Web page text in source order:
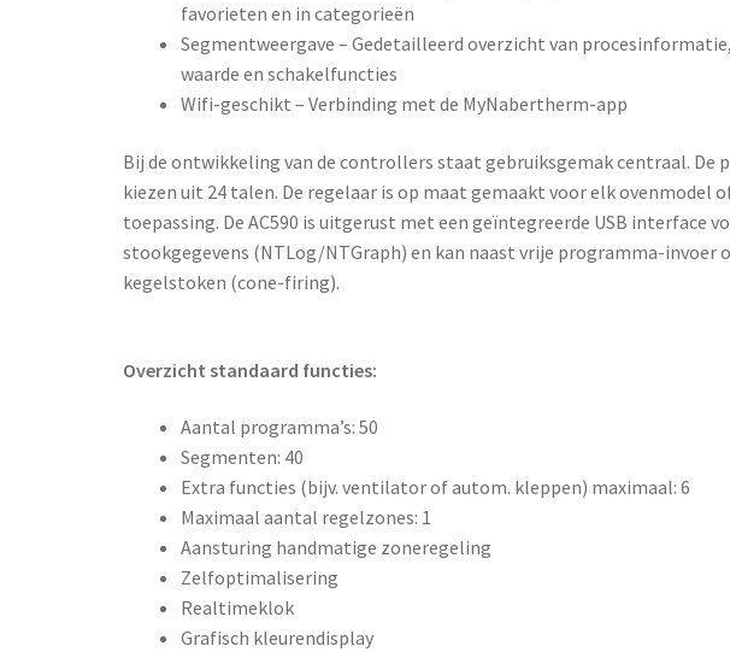
favorieten en in categorieën
Segmentweergave – Gedetailleerd overzicht van
waarde en schakelfuncties
Wifi-geschikt – Verbinding met de MyNabertherm-app
Bij de ontwikkeling van de controllers staat gebruiksgemak centraal.
kiezen uit 24 talen. De regelaar is op maat gemaakt voor elk ovenmodel
toepassing. De AC590 is uitgerust met een geïntegreerde USB interface
stookgegevens (NTLog/NTGraph) en kan naast vrije programma-invoer
kegelstoken (cone-firing).
Overzicht standaard functies:
Aantal programma’s: 50
Segmenten: 40
Extra functies (bijv. ventilator of autom. kleppen) maximaal: 6
Maximaal aantal regelzones: 1
Aansturing handmatige zoneregeling
Zelfoptimalisering
Realtimeklok
Grafisch kleurendisplay